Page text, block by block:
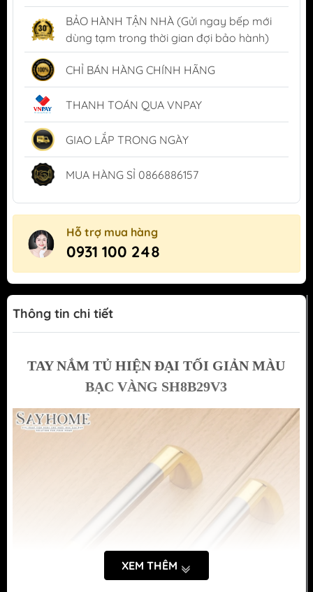
BẢO HÀNH TẬN NHÀ (Gửi ngay bếp mới
dùng tạm trong thời gian đợi bảo hành)
CHỈ BÁN HÀNG CHÍNH HÃNG
THANH TOÁN QUA VNPAY
GIAO LẮP TRONG NGÀY
MUA HÀNG SỈ 0866886157
Hỗ trợ mua hàng
0931 100 248
Thông tin chi tiết
TAY NẮM TỦ HIỆN ĐẠI TỐI GIẢN MÀU
BẠC VÀNG SH8B29V3
XEM THÊM